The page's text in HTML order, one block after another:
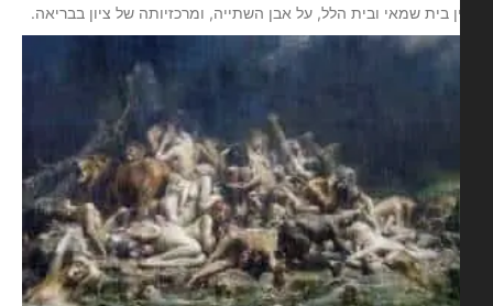
בית שמאי ובית הלל, על אבן השתייה, ומרכזיותה של ציון בבריאה.